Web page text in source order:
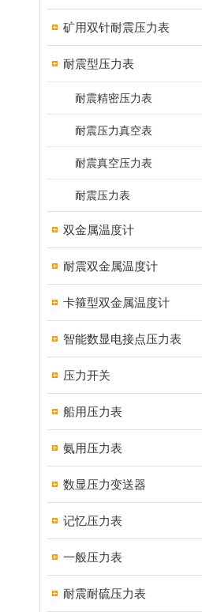
矿用双针耐震压力表
耐震型压力表
耐震精密压力表
耐震压力真空表
耐震真空压力表
耐震压力表
双金属温度计
耐震双金属温度计
卡箍型双金属温度计
智能数显电接点压力表
压力开关
船用压力表
氨用压力表
数显压力变送器
记忆压力表
一般压力表
耐震耐硫压力表